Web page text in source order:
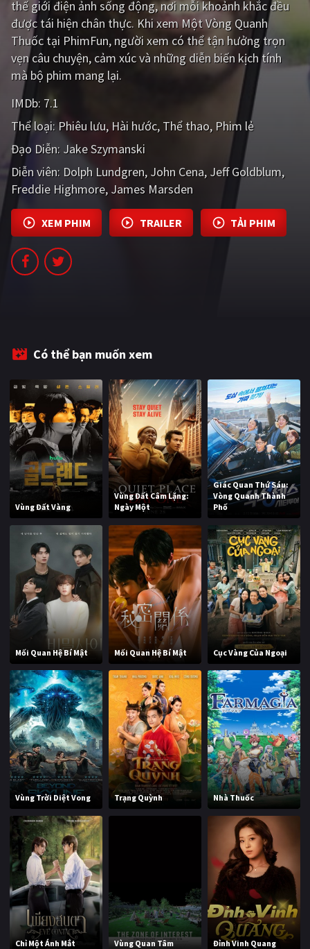
Giật gân Gia đình
Bí ẩn Lịch sử
Viễn Tây
GameShow
QUỐC GIA
Âu - Mỹ Trung Quốc - Hồng Kông
Ấn Độ Việt Nam
Tổng hợp
PHIM BỘ
PHIM LẺ
PHIM CHIẾU RẠP
TUYỂN TẬP PHIM
BLOG
thế giới điện ảnh sống động, nơi mỗi khoảnh khắc đều
được tái hiện chân thực. Khi xem Một Vòng Quanh
Thuốc tại PhimFun, người xem có thể tận hưởng trọn
vẹn câu chuyện, cảm xúc và những diễn biến kịch tính
mà bộ phim mang lại.
IMDb: 7.1
Thể loại: Phiêu lưu Hài hước Thể thao Phim lẻ
Đạo Diễn: Jake Szymanski
Diễn viên: Dolph Lundgren John Cena Jeff Goldblum
Freddie Highmore James Marsden
XEM PHIM TRAILER TẢI PHIM
Có thể bạn muốn xem
Vùng Đất Vàng
Vùng Đất Câm Lặng:
Ngày Một
Giác Quan Thứ Sáu:
Vòng Quanh Thành
Phố
Mối Quan Hệ Bí Mật Mối Quan Hệ Bí Mật Cục Vàng Của Ngoại
Vùng Trời Diệt Vong Trạng Quỳnh Nhà Thuốc
Chỉ Một Ánh Mắt Vùng Quan Tâm Đỉnh Vinh Quang